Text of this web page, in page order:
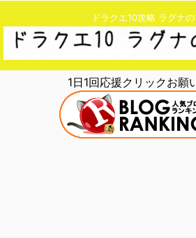
ドラクエ10攻略 ラグナ
1日1回応援クリックお願